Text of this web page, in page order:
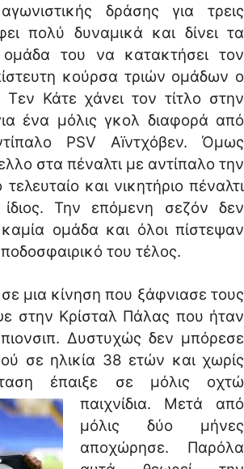
δράσης για τρεις
πολύ δυναμικά και δίνει τα
του να κατακτήσει τον
κούρσα τριών ομάδων ο
Κάτε χάνει τον τίτλο στην
ένα μόλις γκολ διαφορά από
PSV Αïντχόβεν. Όμως
στα πέναλτι με αντίπαλο την
και νικητήριο πέναλτι
Την επόμενη σεζόν δεν
ομάδα και όλοι πίστεψαν
ποδοσφαιρικό του τέλος.
μια κίνηση που ξάφνιασε τους
στην Κρίσταλ Πάλας που ήταν
Δυστυχώς δεν μπόρεσε
σε ηλικία 38 ετών και χωρίς
έπαιξε σε μόλις οχτώ
παιχνίδια. Μετά από
μόλις δύο μήνες
αποχώρησε. Παρόλα